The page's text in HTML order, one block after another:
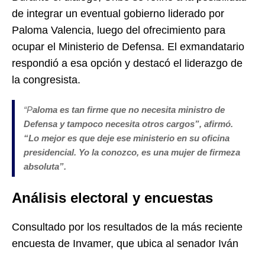
de integrar un eventual gobierno liderado por
Paloma Valencia, luego del ofrecimiento para
ocupar el Ministerio de Defensa. El exmandatario
respondió a esa opción y destacó el liderazgo de
la congresista.
“Paloma es tan firme que no necesita ministro de
Defensa y tampoco necesita otros cargos”, afirmó.
“Lo mejor es que deje ese ministerio en su oficina
presidencial. Yo la conozco, es una mujer de firmeza
absoluta”.
Análisis electoral y encuestas
Consultado por los resultados de la más reciente
encuesta de Invamer, que ubica al senador Iván